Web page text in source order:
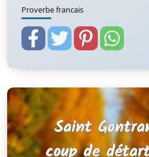
Proverbe francais